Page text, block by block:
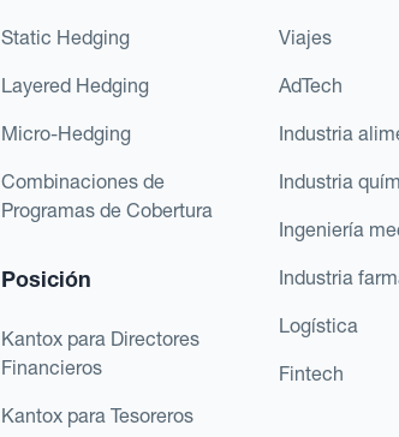
Static Hedging
Layered Hedging
Micro-Hedging
Combinaciones de
Programas de Cobertura
Posición
Kantox para Directores
Financieros
Kantox para Tesoreros
Viajes
AdTech
Industria
Industria
Ingeniería
Industria
Logística
Fintech